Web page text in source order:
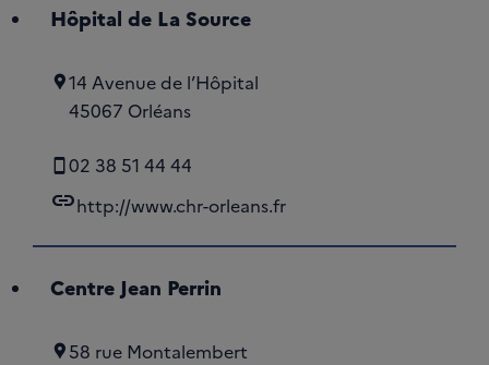
Hôpital de La Source
14 Avenue de l’Hôpital
45067 Orléans
02 38 51 44 44
linkhttp://www.chr-orleans.fr
Centre Jean Perrin
58 rue Montalembert